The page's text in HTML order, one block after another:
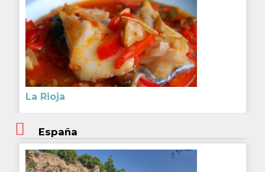
La Rioja
España